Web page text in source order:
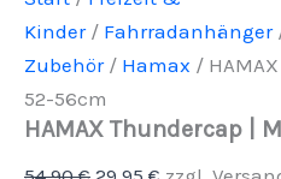
Kinder/ Fahrradanhänger
Zubehör/ Hamax /
52-56cm
HAMAX Thundercap |